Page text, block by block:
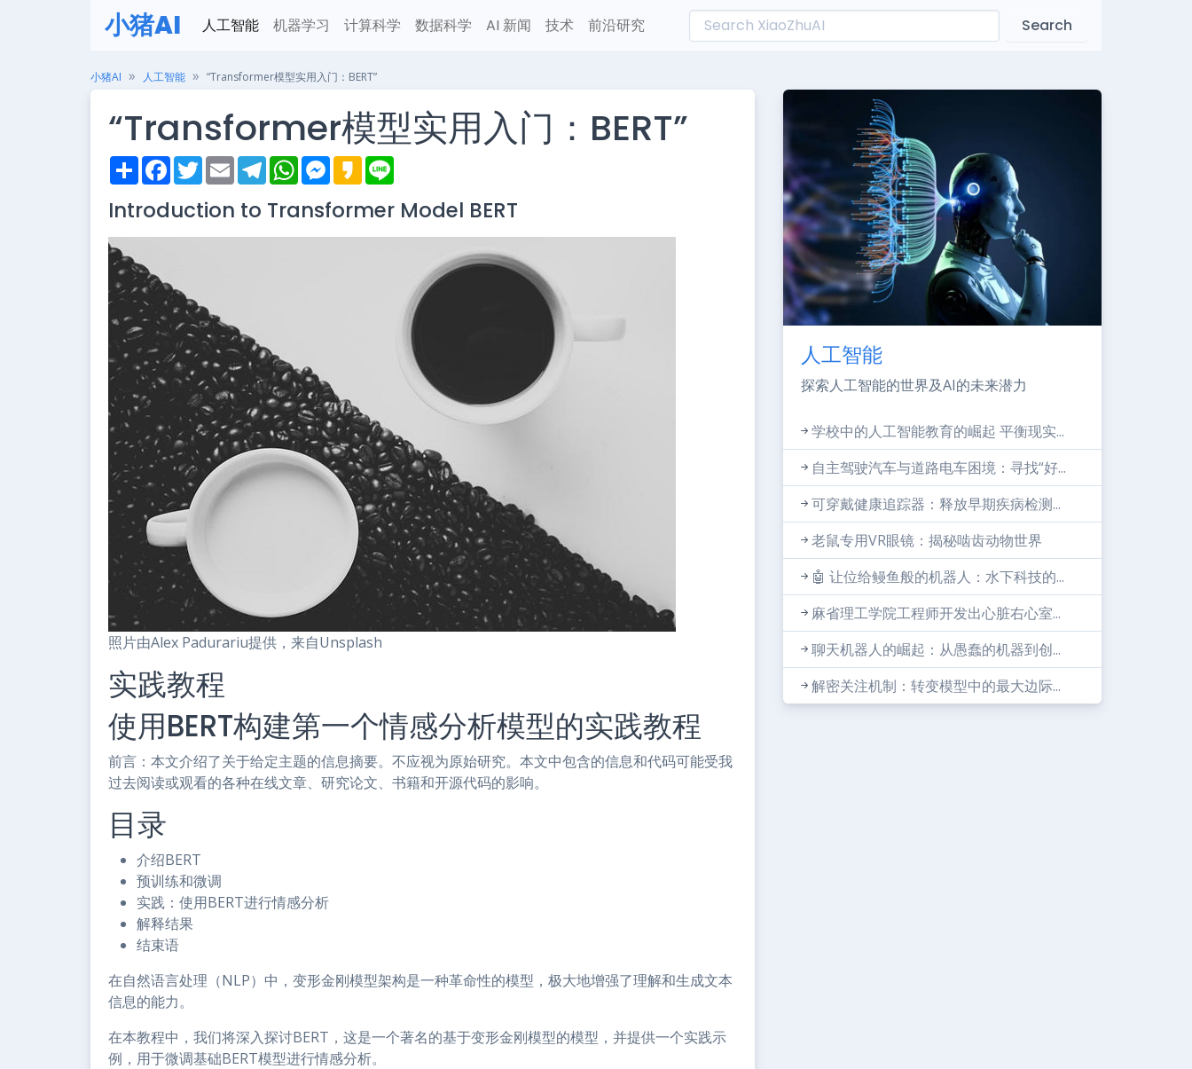
小猪AI 人工智能 机器学习 计算科学 数据科学 AI 新闻 技术 前沿研究 Search
小猪AI 人工智能 “Transformer模型实用入门：BERT”
“Transformer模型实用入门：BERT”
S
h
r
e
F
a
e
b
o
T
w
t
t
e
E
m
T
e
e
g
r
W
h
t
s
A
M
e
s
e
n
K
a
a
o
e
Introduction to Transformer Model BERT
照片由Alex Padurariu提供，来自Unsplash
实践教程
使用BERT构建第一个情感分析模型的实践教程
前言：本文介绍了关于给定主题的信息摘要。不应视为原始研究。本文中包含的信息和代码可能受我
过去阅读或观看的各种在线文章、研究论文、书籍和开源代码的影响。
目录
介绍BERT
预训练和微调
实践：使用BERT进行情感分析
解释结果
结束语
在自然语言处理（NLP）中，变形金刚模型架构是一种革命性的模型，极大地增强了理解和生成文本
信息的能力。
在本教程中，我们将深入探讨BERT，这是一个著名的基于变形金刚模型的模型，并提供一个实践示
例，用于微调基础BERT模型进行情感分析。
人工智能
探索人工智能的世界及AI的未来潜力
学校中的人工智能教育的崛起 平衡现实...
自主驾驶汽车与道路电车困境：寻找“好...
可穿戴健康追踪器：释放早期疾病检测...
老鼠专用VR眼镜：揭秘啮齿动物世界
🤖 让位给鳗鱼般的机器人：水下科技的...
麻省理工学院工程师开发出心脏右心室...
聊天机器人的崛起：从愚蠢的机器到创...
解密关注机制：转变模型中的最大边际...